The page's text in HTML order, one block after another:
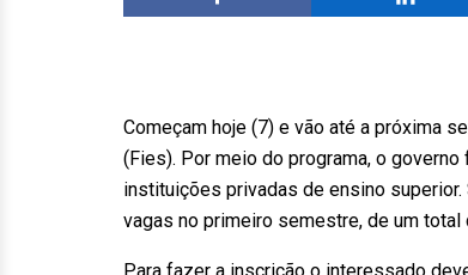
Começam hoje (7) e vão até a próxima
(Fies). Por meio do programa, o
instituições privadas de ensino
vagas no primeiro semestre, de um total